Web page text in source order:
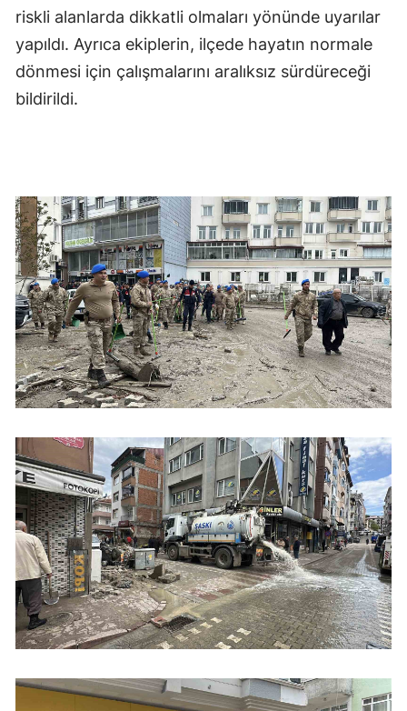
riskli alanlarda dikkatli olmaları yönünde uyarılar
yapıldı. Ayrıca ekiplerin, ilçede hayatın normale
dönmesi için çalışmalarını aralıksız sürdüreceği
bildirildi.